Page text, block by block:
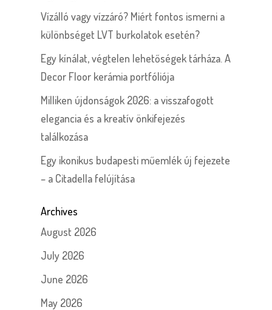
Vízálló vagy vízzáró? Miért fontos ismerni a
különbséget LVT burkolatok esetén?
Egy kínálat, végtelen lehetőségek tárháza. A
Decor Floor kerámia portfóliója
Milliken újdonságok 2026: a visszafogott
elegancia és a kreatív önkifejezés
találkozása
Egy ikonikus budapesti műemlék új fejezete
– a Citadella felújítása
Archives
August 2026
July 2026
June 2026
May 2026